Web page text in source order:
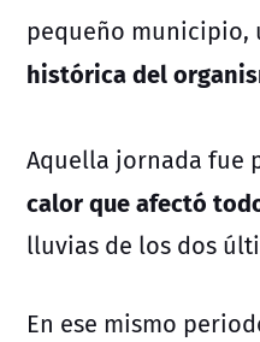
pequeño municipio,
histórica del
Aquella jornada fue
calor que afectó
lluvias de los dos
En ese mismo